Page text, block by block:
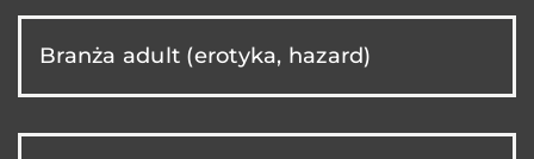
Branża adult (erotyka, hazard)